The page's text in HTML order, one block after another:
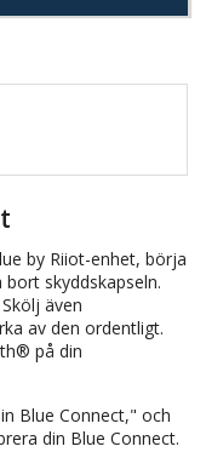
by Riiot-enhet, börja
skyddskapseln.
även
av den ordentligt.
på din
Blue Connect," och
din Blue Connect.